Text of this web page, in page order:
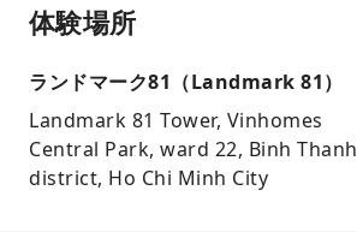
体験場所
ランドマーク81（Landmark 81）
Landmark 81 Tower, Vinhomes
Central Park, ward 22, Binh Thanh
district, Ho Chi Minh City